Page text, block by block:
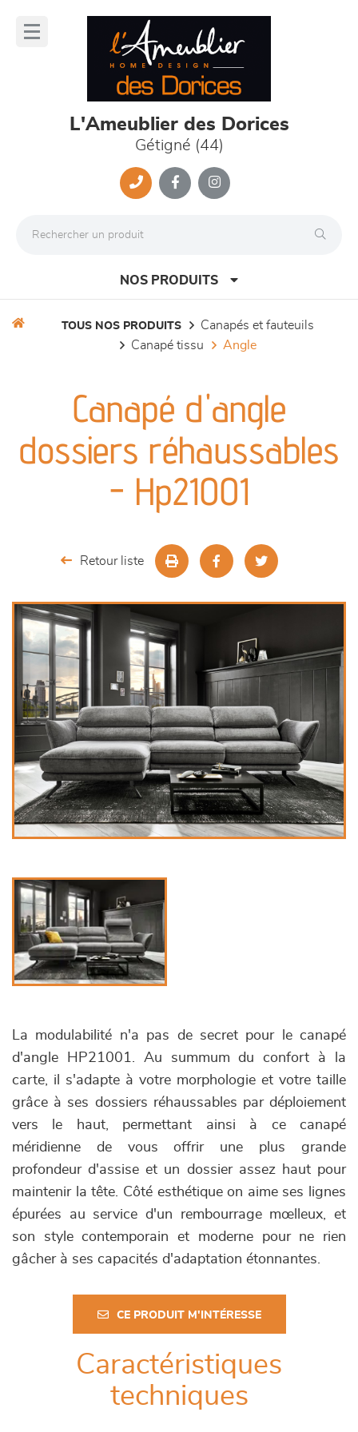
L'Ameublier des Dorices
Gétigné (44)
NOS PRODUITS
meubles de complément
chambres et dressing
décoration
TOUS NOS PRODUITS
canapés et fauteuils
canapé tissu
angle
Canapé d'angle
dossiers réhaussables
- Hp21001
Retour liste
La modulabilité n'a pas de secret pour le canapé
d'angle HP21001. Au summum du confort à la
carte, il s'adapte à votre morphologie et votre taille
grâce à ses dossiers réhaussables par déploiement
vers le haut, permettant ainsi à ce canapé
méridienne de vous offrir une plus grande
profondeur d'assise et un dossier assez haut pour
maintenir la tête. Côté esthétique on aime ses lignes
épurées au service d'un rembourrage mœlleux, et
son style contemporain et moderne pour ne rien
gâcher à ses capacités d'adaptation étonnantes.
CE PRODUIT M'INTÉRESSE
Caractéristiques
techniques